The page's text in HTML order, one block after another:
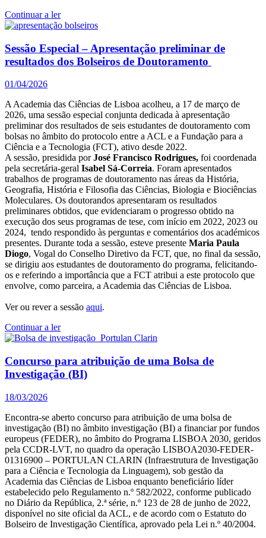
Continuar a ler
Sessão Especial – Apresentação preliminar de
resultados dos Bolseiros de Doutoramento
01/04/2026
A Academia das Ciências de Lisboa acolheu, a 17 de março de
2026, uma sessão especial conjunta dedicada à apresentação
preliminar dos resultados de seis estudantes de doutoramento com
bolsas no âmbito do protocolo entre a ACL e a Fundação para a
Ciência e a Tecnologia (FCT), ativo desde 2022.
A sessão, presidida porJosé Francisco Rodrigues, foi coordenada
pela secretária-geral Isabel Sá-Correia. Foram apresentados
trabalhos de programas de doutoramento nas áreas da História,
Geografia, História e Filosofia das Ciências, Biologia e Biociências
Moleculares. Os doutorandos apresentaram os resultados
preliminares obtidos, que evidenciaram o progresso obtido na
execução dos seus programas de tese, com início em 2022, 2023 ou
2024, tendo respondido às perguntas e comentários dos académicos
presentes. Durante toda a sessão, esteve presente Maria Paula
Diogo, Vogal do Conselho Diretivo da FCT, que, no final da sessão,
se dirigiu aos estudantes de doutoramento do programa, felicitando-
os e referindo a importância que a FCT atribui a este protocolo que
envolve, como parceira, a Academia das Ciências de Lisboa.
Ver ou rever a sessão aqui.
Continuar a ler
Concurso para atribuição de uma Bolsa de
Investigação (BI)
18/03/2026
Encontra-se aberto concurso para atribuição de uma bolsa de
investigação (BI) no âmbito investigação (BI) a financiar por fundos
europeus (FEDER), no âmbito do Programa LISBOA 2030, geridos
pela CCDR-LVT, no quadro da operação LISBOA2030-FEDER-
01316900 – PORTULAN CLARIN (Infraestrutura de Investigação
para a Ciência e Tecnologia da Linguagem), sob gestão da
Academia das Ciências de Lisboa enquanto beneficiário líder
estabelecido pelo Regulamento n.º 582/2022, conforme publicado
no Diário da República, 2.ª série, n.º 123 de 28 de junho de 2022,
disponível no site oficial da ACL, e de acordo com o Estatuto do
Bolseiro de Investigação Científica, aprovado pela Lei n.º 40/2004.